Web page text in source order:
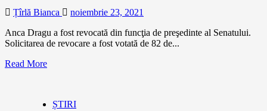
Țîrlă Bianca
noiembrie 23, 2021
Anca Dragu a fost revocată din funcţia de preşedinte al Senatului.
Solicitarea de revocare a fost votată de 82 de...
Read More
ȘTIRI